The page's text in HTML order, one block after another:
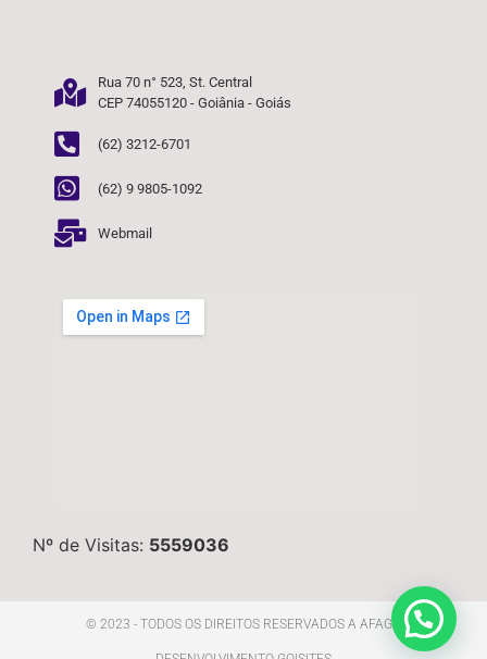
Rua 70 n° 523, St. Central
CEP 74055120 - Goiânia - Goiás
(62) 3212-6701
(62) 9 9805-1092
Webmail
Nº de Visitas: 5559036
© 2023 - TODOS OS DIREITOS RESERVADOS A AFAGO